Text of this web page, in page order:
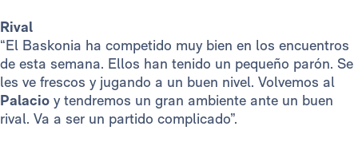
Rival
“El Baskonia ha competido muy bien en los encuentros
de esta semana. Ellos han tenido un pequeño parón. Se
les ve frescos y jugando a un buen nivel. Volvemos al
Palacio y tendremos un gran ambiente ante un buen
rival. Va a ser un partido complicado”.